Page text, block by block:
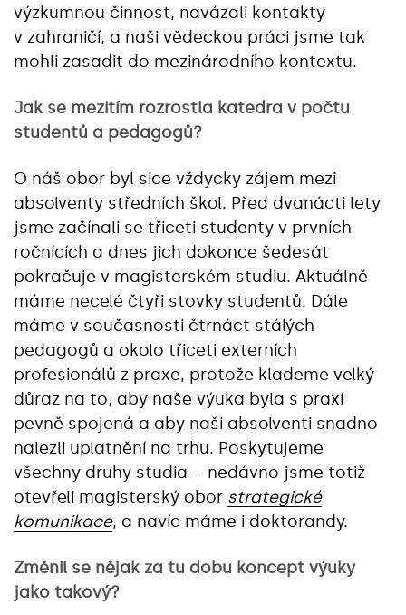
výzkumnou činnost, navázali kontakty
v zahraničí, a naši vědeckou práci jsme tak
mohli zasadit do mezinárodního kontextu.
Jak se mezitím rozrostla katedra v počtu
studentů a pedagogů?
O náš obor byl sice vždycky zájem mezi
absolventy středních škol. Před dvanácti lety
jsme začínali se třiceti studenty v prvních
ročnících a dnes jich dokonce šedesát
pokračuje v magisterském studiu. Aktuálně
máme necelé čtyři stovky studentů. Dále
máme v současnosti čtrnáct stálých
pedagogů a okolo třiceti externích
profesionálů z praxe, protože klademe velký
důraz na to, aby naše výuka byla s praxí
pevně spojená a aby naši absolventi snadno
nalezli uplatnění na trhu. Poskytujeme
všechny druhy studia – nedávno jsme totiž
otevřeli magisterský obor strategické
komunikace, a navíc máme i doktorandy.
Změnil se nějak za tu dobu koncept výuky
jako takový?